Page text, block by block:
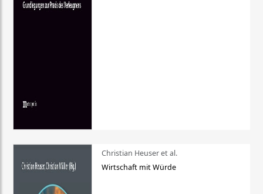
Christian Heuser et al.
Wirtschaft mit Würde